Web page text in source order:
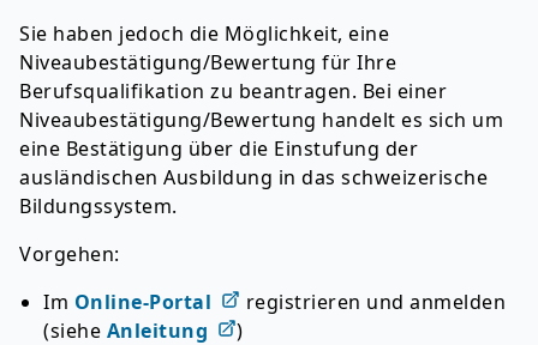
Sie haben jedoch die Möglichkeit, eine
Niveaubestätigung/Bewertung für Ihre
Berufsqualifikation zu beantragen. Bei einer
Niveaubestätigung/Bewertung handelt es sich um
eine Bestätigung über die Einstufung der
ausländischen Ausbildung in das schweizerische
Bildungssystem.
Vorgehen:
Im Online-Portal
registrieren und anmelden
(siehe Anleitung
)